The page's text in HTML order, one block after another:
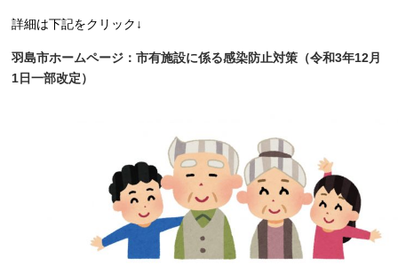
詳細は下記をクリック↓
羽島市ホームページ：市有施設に係る感染防止対策（令和3年12月
1日一部改定）